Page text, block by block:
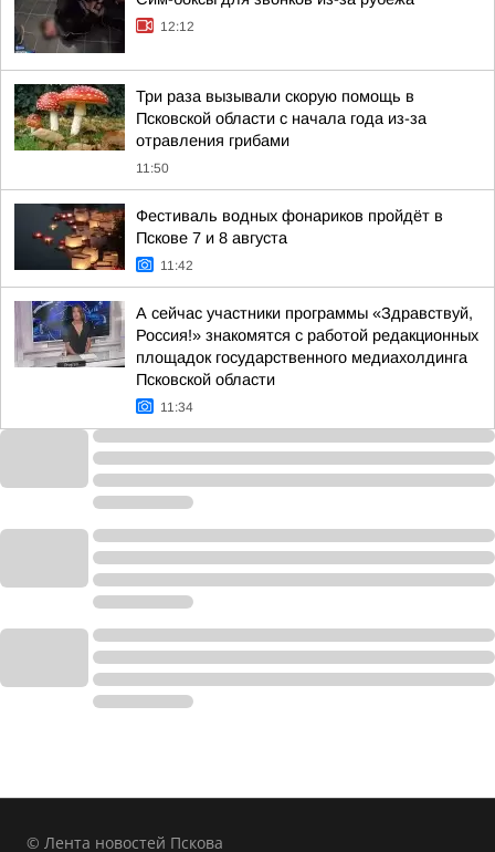
12:12
Три раза вызывали скорую помощь в
Псковской области с начала года из-за
отравления грибами
11:50
Фестиваль водных фонариков пройдёт в
Пскове 7 и 8 августа
11:42
А сейчас участники программы «Здравствуй,
Россия!» знакомятся с работой редакционных
площадок государственного медиахолдинга
Псковской области
11:34
© Лента новостей Пскова